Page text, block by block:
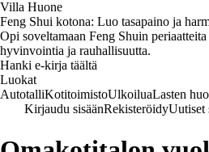
Villa Huone
Feng Shui kotona: Luo tasapaino ja
Opi soveltamaan Feng Shuin
hyvinvointia ja rauhallisuutta.
Hanki e-kirja täältä
Luokat
AutotalliKotitoimistoUlkoiluaLasten
Kirjaudu sisäänRekisteröidyUutiset